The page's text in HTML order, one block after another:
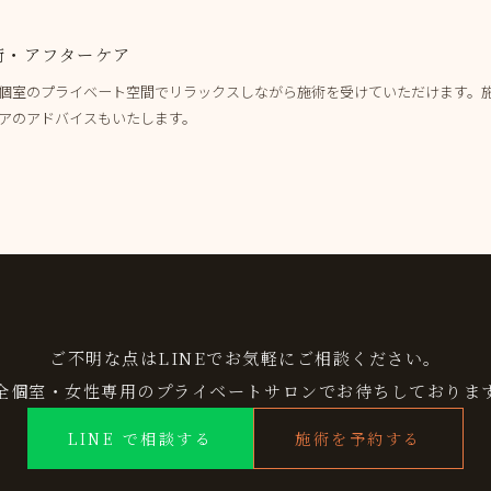
・アフターケア
室のプライベート空間でリラックスしながら施術を受けていただけます。
のアドバイスもいたします。
ご不明な点はLINEでお気軽にご相談ください。
個室・女性専用のプライベートサロンでお待ちしておりま
LINE で相談する 施術を予約する